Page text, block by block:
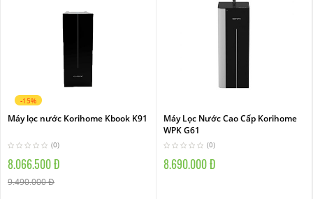
-15%
Máy lọc nước Korihome Kbook K91
(0)
8.066.500 Đ
9.490.000 Đ
Máy Lọc Nước Cao Cấp Korihome
WPK G61
(0)
8.690.000 Đ